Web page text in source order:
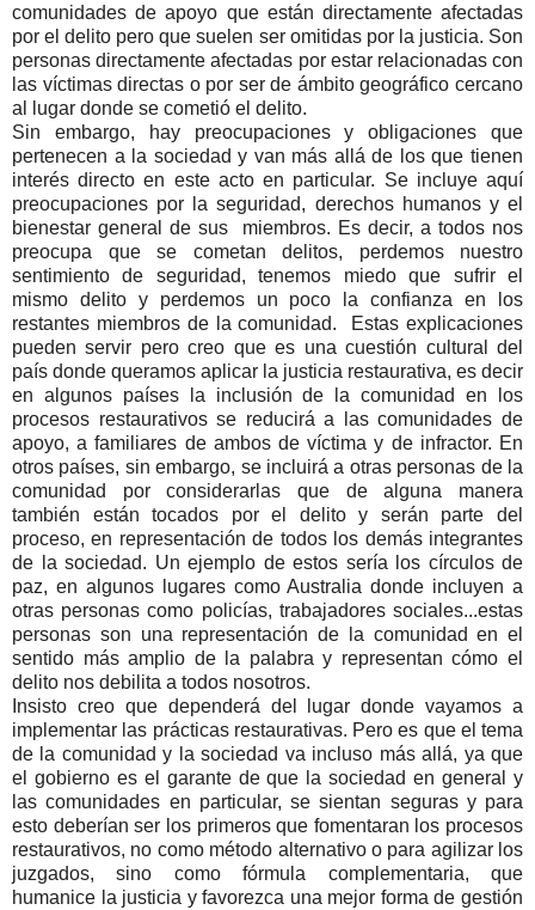
comunidades de apoyo que están directamente afectadas
por el delito pero que suelen ser omitidas por la justicia. Son
personas directamente afectadas por estar relacionadas con
las víctimas directas o por ser de ámbito geográfico cercano
al lugar donde se cometió el delito.
Sin embargo, hay preocupaciones y obligaciones que
pertenecen a la sociedad y van más allá de los que tienen
interés directo en este acto en particular. Se incluye aquí
preocupaciones por la seguridad, derechos humanos y el
bienestar general de sus miembros. Es decir, a todos nos
preocupa que se cometan delitos, perdemos nuestro
sentimiento de seguridad, tenemos miedo que sufrir el
mismo delito y perdemos un poco la confianza en los
restantes miembros de la comunidad. Estas explicaciones
pueden servir pero creo que es una cuestión cultural del
país donde queramos aplicar la justicia restaurativa, es decir
en algunos países la inclusión de la comunidad en los
procesos restaurativos se reducirá a las comunidades de
apoyo, a familiares de ambos de víctima y de infractor. En
otros países, sin embargo, se incluirá a otras personas de la
comunidad por considerarlas que de alguna manera
también están tocados por el delito y serán parte del
proceso, en representación de todos los demás integrantes
de la sociedad. Un ejemplo de estos sería los círculos de
paz, en algunos lugares como Australia donde incluyen a
otras personas como policías, trabajadores sociales...estas
personas son una representación de la comunidad en el
sentido más amplio de la palabra y representan cómo el
delito nos debilita a todos nosotros.
Insisto creo que dependerá del lugar donde vayamos a
implementar las prácticas restaurativas. Pero es que el tema
de la comunidad y la sociedad va incluso más allá, ya que
el gobierno es el garante de que la sociedad en general y
las comunidades en particular, se sientan seguras y para
esto deberían ser los primeros que fomentaran los procesos
restaurativos, no como método alternativo o para agilizar los
juzgados, sino como fórmula complementaria, que
humanice la justicia y favorezca una mejor forma de gestión